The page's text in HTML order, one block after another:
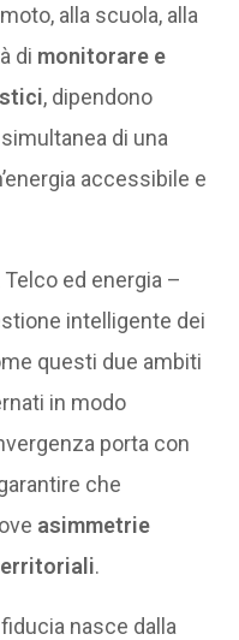
alla scuola, alla
di monitorare e
, dipendono
di una
accessibile e
ed energia –
intelligente dei
questi due ambiti
in modo
porta con
che
asimmetrie
.
nasce dalla